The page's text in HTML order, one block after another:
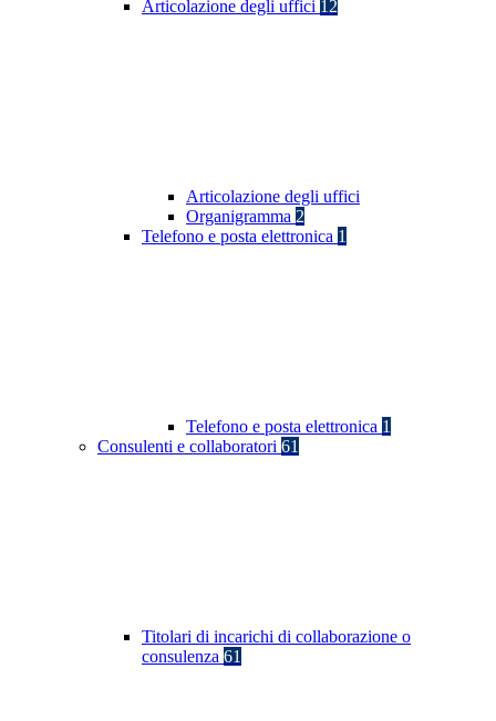
Articolazione degli uffici 12
Articolazione degli uffici
Organigramma 2
Telefono e posta elettronica 1
Telefono e posta elettronica 1
Consulenti e collaboratori 61
Titolari di incarichi di collaborazione o
consulenza 61